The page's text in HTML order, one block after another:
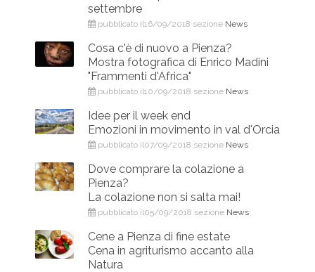
settembre
pubblicato il16/09/2018 sezione News
Cosa c'è di nuovo a Pienza?
Mostra fotografica di Enrico Madini
"Frammenti d'Africa"
pubblicato il10/09/2018 sezione News
Idee per il week end
Emozioni in movimento in val d'Orcia
pubblicato il07/09/2018 sezione News
Dove comprare la colazione a
Pienza?
La colazione non si salta mai!
pubblicato il05/09/2018 sezione News
Cene a Pienza di fine estate
Cena in agriturismo accanto alla
Natura